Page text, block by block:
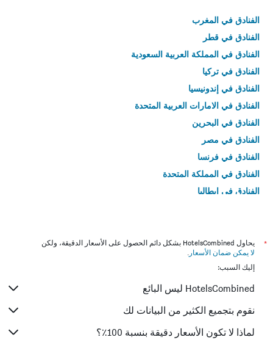
الفنادق في المغرب
الفنادق في قطر
الفنادق في المملكة العربية السعودية
الفنادق في تركيا
الفنادق في إندونيسيا
الفنادق في الامارات العربية المتحدة
الفنادق في البحرين
الفنادق في مصر
الفنادق في فرنسا
الفنادق في المملكة المتحدة
الفنادق في إيطاليا
*
يحاول HotelsCombined بشكل دائم الحصول على الأسعار الدقيقة، ولكن
لا يمكن ضمان الأسعار .
إليك السبب:
HotelsCombined ليس البائع
نقوم بتجميع الكثير من البيانات لك
لماذا لا تكون الأسعار دقيقة بنسبة 100٪؟